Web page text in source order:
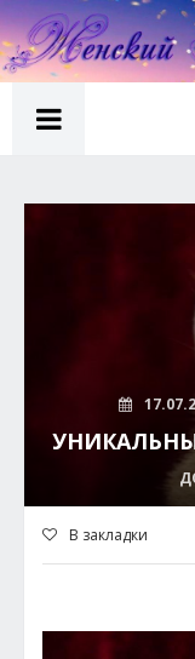
В закладки